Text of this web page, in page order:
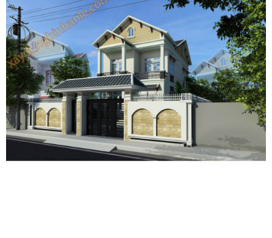
quan. Điều này giúp bạn dễ dàng kiểm soát ngân sách và
tránh phát sinh chi phí ngoài dự kiến.
Cam kết không phát sinh chi phí:Các nhà thầu uy tín
thường cam kết không phát sinh chi phí trong quá trình thi
công, trừ khi có sự thay đổi về thiết kế hoặc vật liệu xây
dựng theo yêu cầu của bạn.
Tối ưu hóa chi phí xây dựng:Nhà thầu có kinh nghiệm sẽ
tư vấn cho bạn những giải pháp thiết kế và vật liệu xây dựng
phù hợp với ngân sách và nhu cầu sử dụng, giúp bạn tiết
kiệm chi phí một cách tối ưu.
Đảm bảo chất lượng công trình